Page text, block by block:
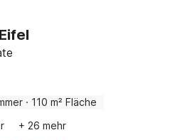
· 110 m² Fläche
+ 26 mehr